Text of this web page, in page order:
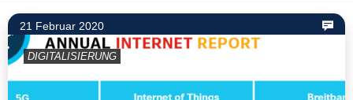
21 Februar 2020
DIGITALISIERUNG